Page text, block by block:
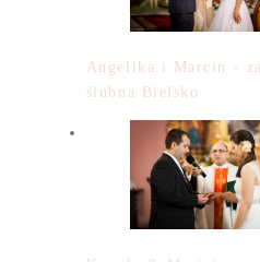
Angelika i Marcin -
ślubna Bielsko